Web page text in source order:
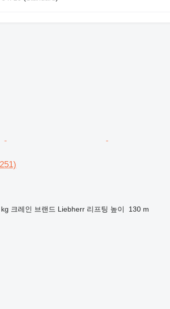
크레인 브랜드 Liebherr 리프팅 높이
130 m